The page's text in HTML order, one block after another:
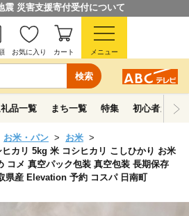
震 災害支援寄付受付について
検索
お気に入り カート メニュー
品一覧 まち一覧 特集 初心者ガイド
お米・パン
お米
ヒカリ 5kg 米 コシヒカリ こしひかり お米
コメ 真空パック包装 真空包装 長期保存
県産 Elevation 予約 コスパ 日南町